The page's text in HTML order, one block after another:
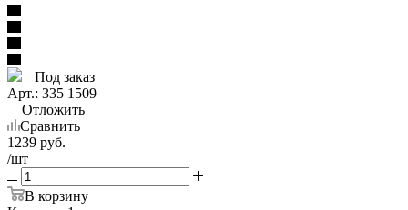
Под заказ
Арт.: 335 1509
Отложить
Сравнить
1239 руб.
/шт
В корзину